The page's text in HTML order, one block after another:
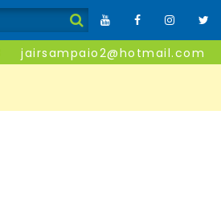
jairsampaio2@hotmail.com